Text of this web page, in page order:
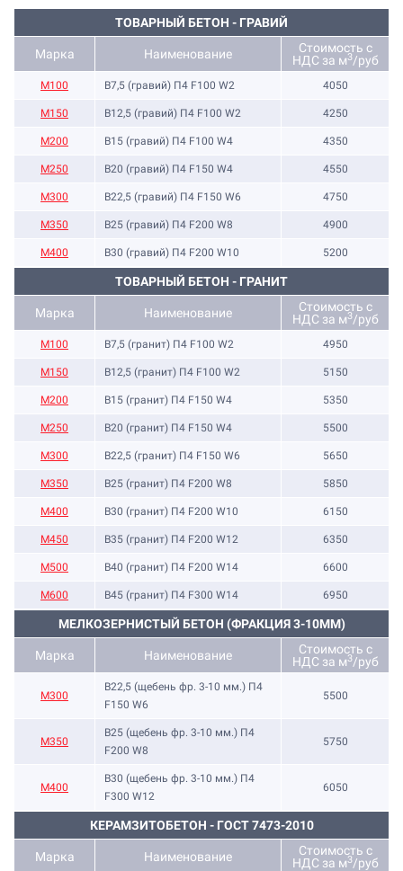
ТОВАРНЫЙ БЕТОН - ГРАВИЙ
Марка Наименование
Стоимость с
НДС за м3/руб
M100 B7,5 (гравий) П4 F100 W2 4050
М150 B12,5 (гравий) П4 F100 W2 4250
М200 B15 (гравий) П4 F100 W4 4350
М250 B20 (гравий) П4 F150 W4 4550
М300 B22,5 (гравий) П4 F150 W6 4750
М350 B25 (гравий) П4 F200 W8 4900
М400 B30 (гравий) П4 F200 W10 5200
ТОВАРНЫЙ БЕТОН - ГРАНИТ
Марка Наименование
Стоимость с
НДС за м3/руб
M100 B7,5 (гранит) П4 F100 W2 4950
M150 B12,5 (гранит) П4 F100 W2 5150
М200 B15 (гранит) П4 F150 W4 5350
М250 B20 (гранит) П4 F150 W4 5500
М300 B22,5 (гранит) П4 F150 W6 5650
М350 B25 (гранит) П4 F200 W8 5850
М400 B30 (гранит) П4 F200 W10 6150
М450 B35 (гранит) П4 F200 W12 6350
М500 B40 (гранит) П4 F200 W14 6600
М600 B45 (гранит) П4 F300 W14 6950
МЕЛКОЗЕРНИСТЫЙ БЕТОН (ФРАКЦИЯ 3-10ММ)
Марка Наименование
Стоимость с
НДС за м3/руб
М300
B22,5 (щебень фр. 3-10 мм.) П4
F150 W6
5500
М350
B25 (щебень фр. 3-10 мм.) П4
F200 W8
5750
М400
B30 (щебень фр. 3-10 мм.) П4
F300 W12
6050
КЕРАМЗИТОБЕТОН - ГОСТ 7473-2010
Марка Наименование
Стоимость с
НДС за м3/руб